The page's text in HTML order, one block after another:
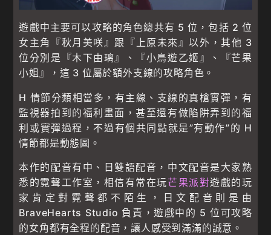
遊戲中主要可以攻略的角色總共有 5 位，包括 2 位
女主角『秋月美咲』跟『上原未來』以外，其他 3
位分別是『木下由璃』、『小鳥遊乙姬』、『芒果
小姐』，這 3 位屬於額外支線的攻略角色。
H 情節分類相當多，有主線、支線的真槍實彈，有
監視器拍到的福利畫面，甚至還有做陷阱弄到的福
利或實彈過程，不過有個共同點就是”有動作”的 H
情節都是動態圖。
本作的配音有中、日雙語配音，中文配音是大家熟
悉的霓聲工作室，相信有常在玩芒果派對遊戲的玩
家肯定對霓聲都不陌生，日文配音則是由
BraveHearts Studio 負責，遊戲中的 5 位可攻略
的女角都有全程的配音，讓人感受到滿滿的誠意。